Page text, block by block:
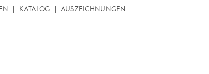
KATALOG AUSZEICHNUNGEN